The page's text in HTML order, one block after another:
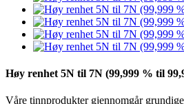
Høy renhet 5N til 7N (99,999 % til
Våre tinnprodukter gjennomgår